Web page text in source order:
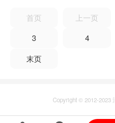
首页 上一页
3
4
末页
Copyright © 2012-